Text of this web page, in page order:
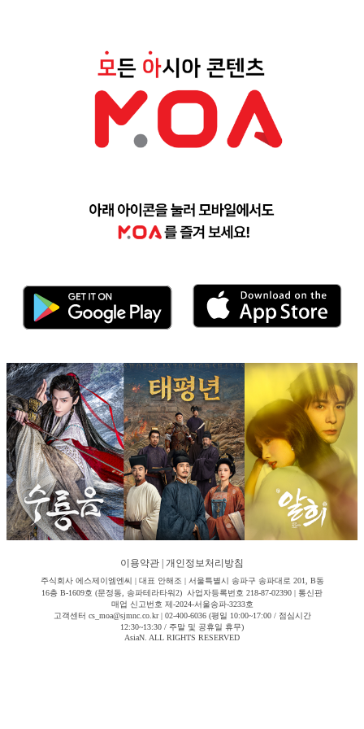
이용약관 개인정보처리방침
주식회사 에스제이엠엔씨 | 대표 안해조 | 서울특별시 송파구 송파대로 201, B동
16층 B-1609호 (문정동, 송파테라타워2) 사업자등록번호 218-87-02390 | 통신판
매업 신고번호 제-2024-서울송파-3233호
고객센터 cs_moa@sjmnc.co.kr | 02-400-6036 (평일 10:00~17:00 / 점심시간
12:30~13:30 / 주말 및 공휴일 휴무)
AsiaN. ALL RIGHTS RESERVED